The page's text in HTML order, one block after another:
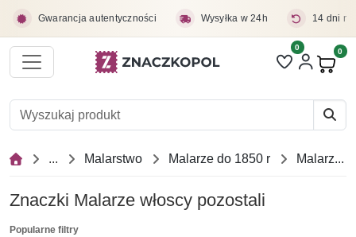
Gwarancja autentyczności Wysyłka w 24h 14 dni
Liczba pozycji
0 0
... Malarstwo Malarze do 1850 r Malarze włoscy pozostali
Znaczki Malarze włoscy pozostali
Popularne filtry